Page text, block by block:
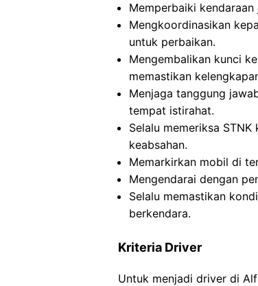
Memperbaiki
Mengkoordinasikan
untuk perbaikan.
Mengembalikan kunci
memastikan
Menjaga tanggung
tempat istirahat.
Selalu memeriksa
keabsahan.
Memarkirkan mobil di
Mengendarai dengan
Selalu memastikan
berkendara.
Kriteria Driver
Untuk menjadi driver di